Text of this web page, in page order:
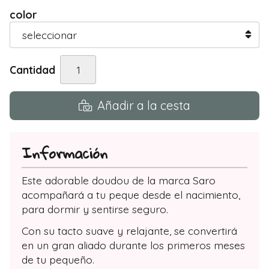
color
Cantidad
Añadir a la cesta
Información
Este adorable doudou de la marca Saro
acompañará a tu peque desde el nacimiento,
para dormir y sentirse seguro.
Con su tacto suave y relajante, se convertirá
en un gran aliado durante los primeros meses
de tu pequeño.